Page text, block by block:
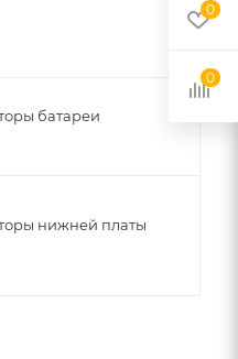
батареи
нижней платы
0
0